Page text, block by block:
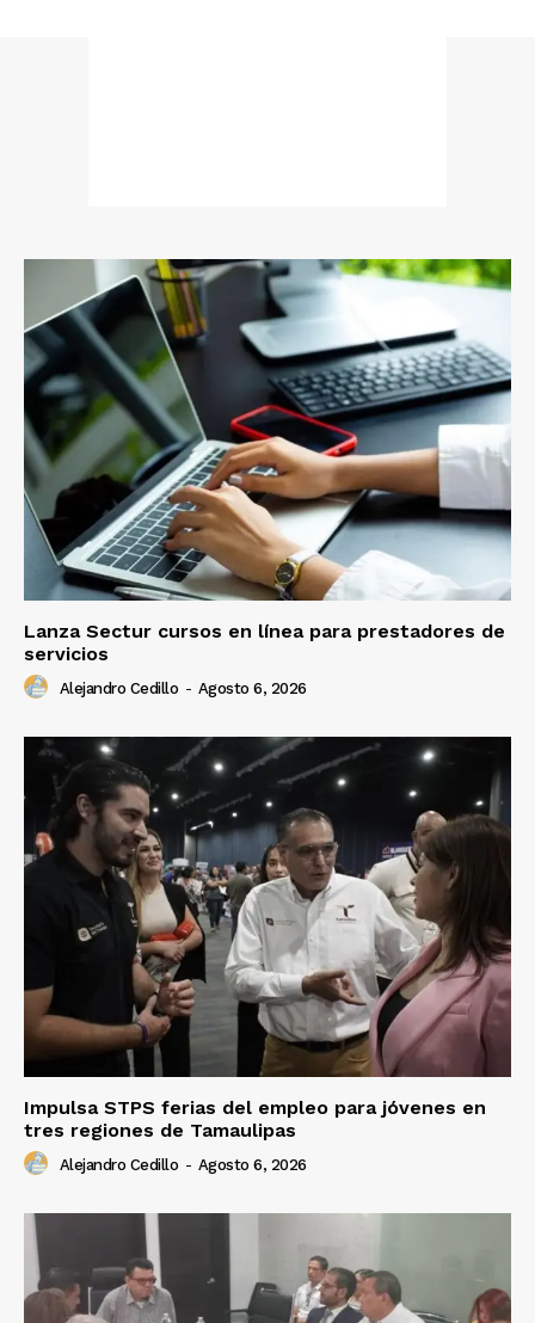
Lanza Sectur cursos en línea para prestadores de
servicios
Alejandro Cedillo - Agosto 6, 2026
Impulsa STPS ferias del empleo para jóvenes en
tres regiones de Tamaulipas
Alejandro Cedillo - Agosto 6, 2026